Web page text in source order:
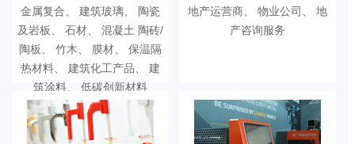
金属复合、 建筑玻璃、 陶瓷
及岩板、 石材、 混凝土 陶砖/
陶板、 竹木、 膜材、 保温隔
热材料、 建筑化工产品、 建
筑涂料、 低碳创新材料
地产运营商、 物业公司、 地
产咨询服务